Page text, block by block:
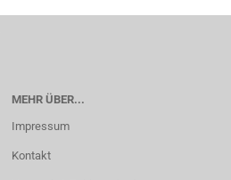
MEHR ÜBER...
Impressum
Kontakt